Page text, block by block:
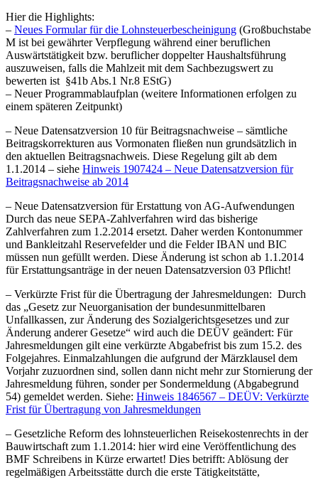
Hier die Highlights:
– Neues Formular für die Lohnsteuerbescheinigung (Großbuchstabe
M ist bei gewährter Verpflegung während einer beruflichen
Auswärtstätigkeit bzw. beruflicher doppelter Haushaltsführung
auszuweisen, falls die Mahlzeit mit dem Sachbezugswert zu
bewerten ist §41b Abs.1 Nr.8 EStG)
– Neuer Programmablaufplan (weitere Informationen erfolgen zu
einem späteren Zeitpunkt)
– Neue Datensatzversion 10 für Beitragsnachweise – sämtliche
Beitragskorrekturen aus Vormonaten fließen nun grundsätzlich in
den aktuellen Beitragsnachweis. Diese Regelung gilt ab dem
1.1.2014 – siehe Hinweis 1907424 – Neue Datensatzversion für
Beitragsnachweise ab 2014
– Neue Datensatzversion für Erstattung von AG-Aufwendungen
Durch das neue SEPA-Zahlverfahren wird das bisherige
Zahlverfahren zum 1.2.2014 ersetzt. Daher werden Kontonummer
und Bankleitzahl Reservefelder und die Felder IBAN und BIC
müssen nun gefüllt werden. Diese Änderung ist schon ab 1.1.2014
für Erstattungsanträge in der neuen Datensatzversion 03 Pflicht!
– Verkürzte Frist für die Übertragung der Jahresmeldungen: Durch
das „Gesetz zur Neuorganisation der bundesunmittelbaren
Unfallkassen, zur Änderung des Sozialgerichtsgesetzes und zur
Änderung anderer Gesetze“ wird auch die DEÜV geändert: Für
Jahresmeldungen gilt eine verkürzte Abgabefrist bis zum 15.2. des
Folgejahres. Einmalzahlungen die aufgrund der Märzklausel dem
Vorjahr zuzuordnen sind, sollen dann nicht mehr zur Stornierung der
Jahresmeldung führen, sonder per Sondermeldung (Abgabegrund
54) gemeldet werden. Siehe: Hinweis 1846567 – DEÜV: Verkürzte
Frist für Übertragung von Jahresmeldungen
– Gesetzliche Reform des lohnsteuerlichen Reisekostenrechts in der
Bauwirtschaft zum 1.1.2014: hier wird eine Veröffentlichung des
BMF Schreibens in Kürze erwartet! Dies betrifft: Ablösung der
regelmäßigen Arbeitsstätte durch die erste Tätigkeitstätte,